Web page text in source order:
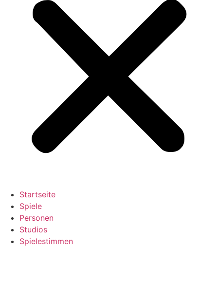
Startseite
Spiele
Personen
Studios
Spielestimmen